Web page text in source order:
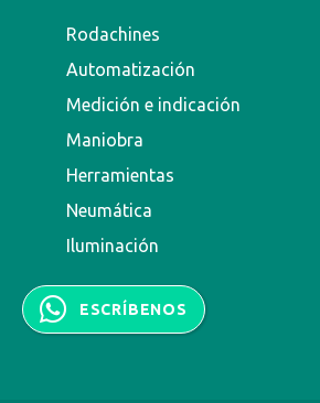
Rodachines
Automatización
Medición e indicación
Maniobra
Herramientas
Neumática
Iluminación
ESCRÍBENOS